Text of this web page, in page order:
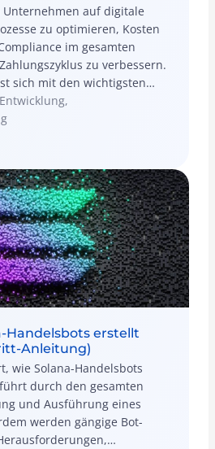
Unternehmen auf digitale
zu optimieren, Kosten
im gesamten
zu verbessern.
sich mit den wichtigsten
dabei helfen, ihre
den Erfolg zu
Handelsbots erstellt
Anleitung)
wie Solana-Handelsbots
durch den gesamten
und Ausführung eines
werden gängige Bot-